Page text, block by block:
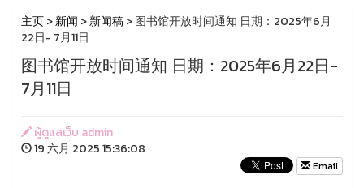
主页>新闻 >新闻稿> 图书馆开放时间通知 日期：2025年6月
22日- 7月11日
图书馆开放时间通知 日期：2025年6月22日-
7月11日
ผู้ดูแลเว็บ admin
19 六月 2025 15:36:08
Email